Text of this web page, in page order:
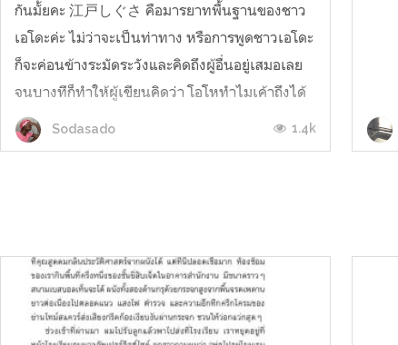
กันมั้ยคะ 江戸しぐさ คือมารยาทพื้นฐานของชาว
เอโดะค่ะ ไม่ว่าจะเป็นท่าทาง หรือการพูดชาวเอโดะ
ก็จะค่อนข้างระมัดระวังและคิดถึงผู้อื่นอยู่เสมอเลย
จนบางทีก็ทำให้ผู้เขียนคิดว่า โอโหทำไมเค้าถึงได้
คิดถึงคนอื่นได้ขนาดนี้นะอยากรู้มั้ยคะว่าชาวเอโดะ
มารยาทดีขนาดไหน มาลองอ่านกันได้เ...
Sodasado 1.4k